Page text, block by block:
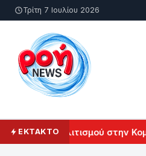
Τρίτη 7 Ιουλίου 2026
ΕΚΤΑΚΤΟΠολιτισμού στην